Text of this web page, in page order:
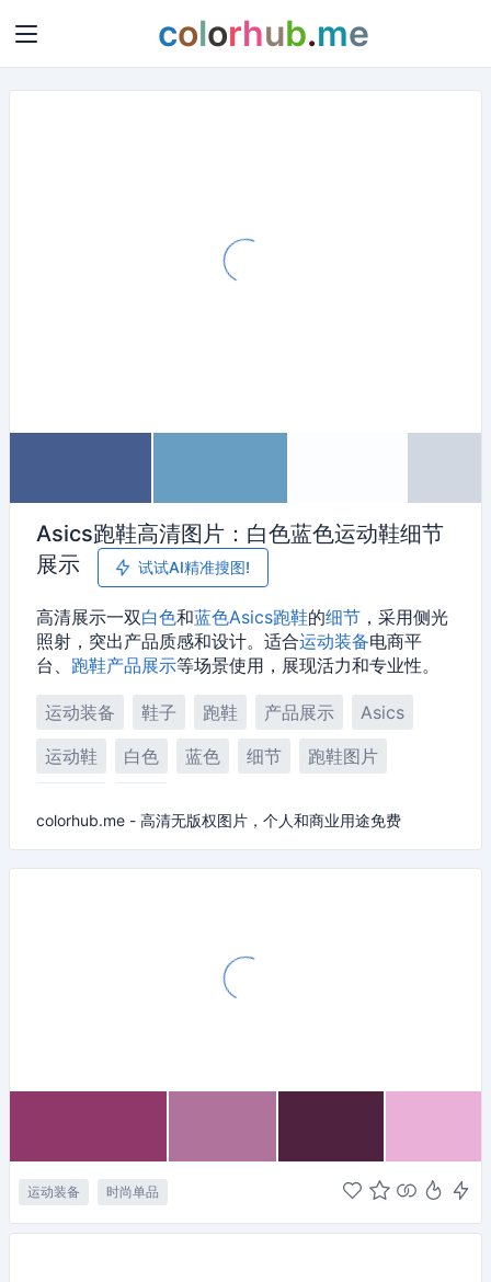
colorhub.me
Asics跑鞋高清图片：白色蓝色运动鞋细节
展示
试试AI精准搜图!
高清展示一双白色和蓝色Asics跑鞋的细节 ，采用侧光
照射，突出产品质感和设计。适合运动装备电商平
台、 跑鞋产品展示等场景使用，展现活力和专业性。
运动装备 鞋子 跑鞋 产品展示
Asics
运动鞋
白色 蓝色 细节
跑鞋图片
colorhub.me - 高清无版权图片，个人和商业用途免费
运动装备 时尚单品